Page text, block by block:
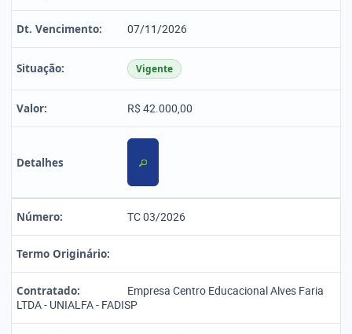
Dt. Vencimento: 07/11/2026
Situação: Vigente
Valor: R$ 42.000,00
Detalhes
Número: TC 03/2026
Termo Originário:
Contratado:
Empresa Centro Educacional Alves Faria
LTDA - UNIALFA - FADISP